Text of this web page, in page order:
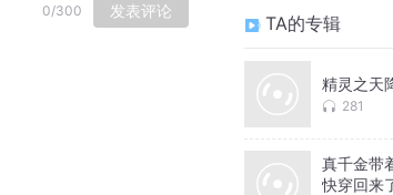
0/300 发表评论
TA的专辑
精灵之天
281
真千金带
快穿回来